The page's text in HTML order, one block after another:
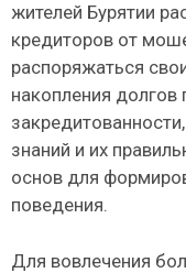
жителей Бурятии
кредиторов от
распоряжаться
накопления
знаний и их
основ для
поведения.
Для вовлечения